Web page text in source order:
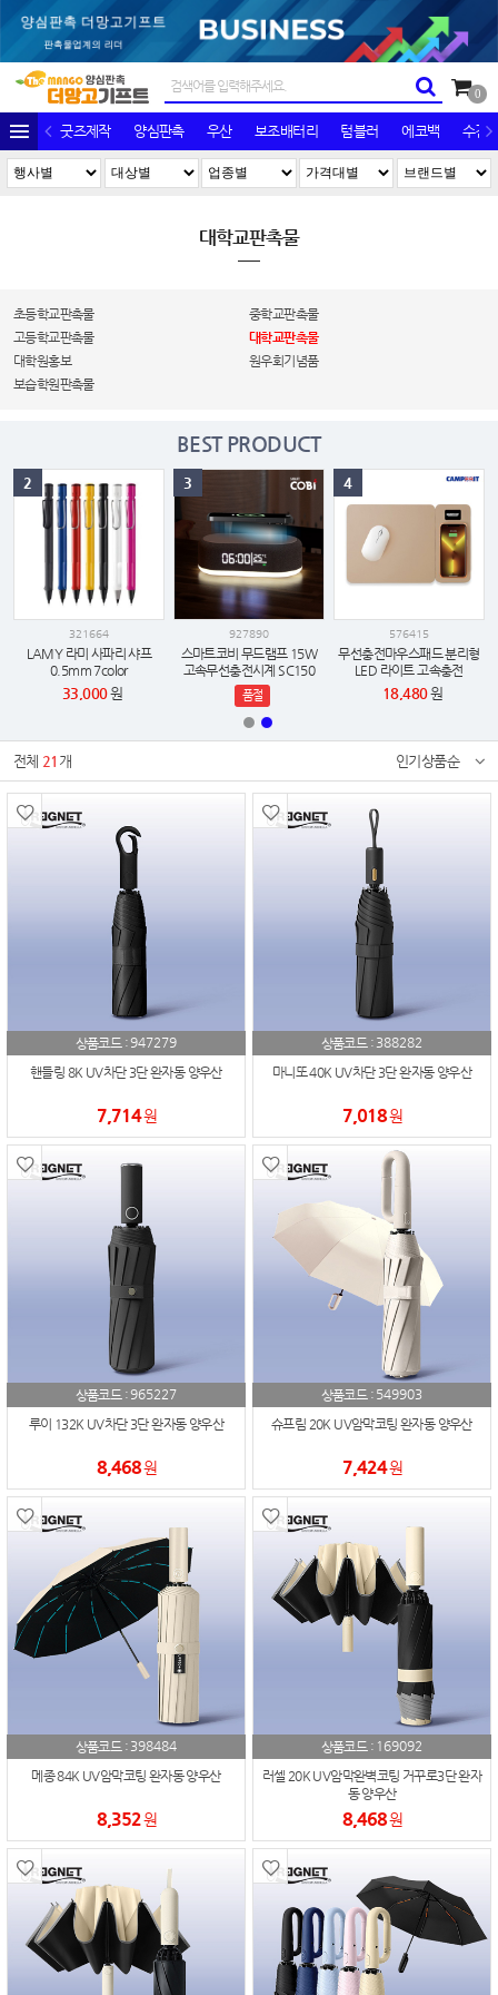
0
굿즈제작 양심판촉 우산 보조배터리 텀블러 에코백 수건/
대학교판촉물
초등학교판촉물
중학교판촉물
고등학교판촉물
대학교판촉물
대학원홍보
원우회기념품
보습학원판촉물
BEST PRODUCT
321664
LAMY 라미 사파리 샤프
0.5mm 7color
33,000원
2
927890
스마트코비 무드램프 15W
고속무선충전시계 SC150
품절
3
576415
무선충전마우스패드 분리형
LED 라이트 고속충전
18,480원
4
전체 21 개 인기상품순
상품코드 :947279
핸들링 8K UV차단 3단 완자동 양우산
7,714원
상품코드 : 388282
마니또 40K UV차단 3단 완자동 양우산
7,018원
상품코드 :965227
루이 132K UV차단 3단 완자동 양우산
8,468원
상품코드 : 549903
슈프림 20K UV암막코팅 완자동 양우산
7,424원
상품코드 : 398484
메종 84K UV암막코팅 완자동 양우산
8,352원
상품코드 : 169092
러셀 20K UV암막완벽코팅 거꾸로3단 완자
동 양우산
8,468원